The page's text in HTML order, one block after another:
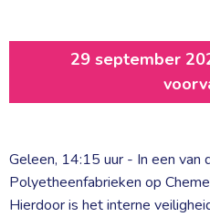
29 september
Geleen, 14:15 uur - In een van
Polyetheenfabrieken op
Hierdoor is het interne